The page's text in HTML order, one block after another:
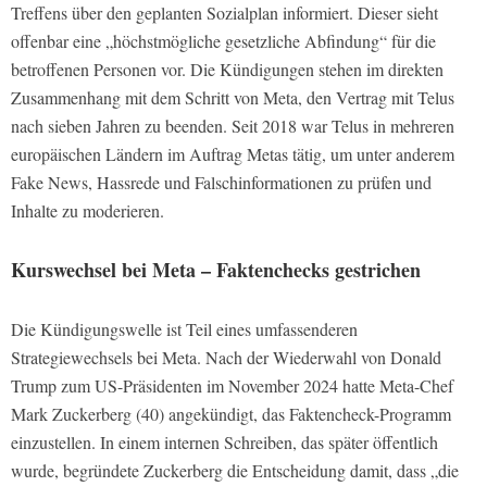
Treffens über den geplanten Sozialplan informiert. Dieser sieht
offenbar eine „höchstmögliche gesetzliche Abfindung“ für die
betroffenen Personen vor. Die Kündigungen stehen im direkten
Zusammenhang mit dem Schritt von Meta, den Vertrag mit Telus
nach sieben Jahren zu beenden. Seit 2018 war Telus in mehreren
europäischen Ländern im Auftrag Metas tätig, um unter anderem
Fake News, Hassrede und Falschinformationen zu prüfen und
Inhalte zu moderieren.
Kurswechsel bei Meta – Faktenchecks gestrichen
Die Kündigungswelle ist Teil eines umfassenderen
Strategiewechsels bei Meta. Nach der Wiederwahl von Donald
Trump zum US-Präsidenten im November 2024 hatte Meta-Chef
Mark Zuckerberg (40) angekündigt, das Faktencheck-Programm
einzustellen. In einem internen Schreiben, das später öffentlich
wurde, begründete Zuckerberg die Entscheidung damit, dass „die